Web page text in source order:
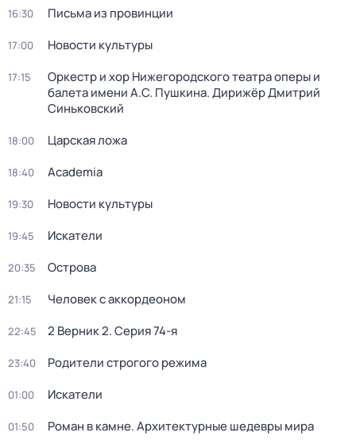
16:30 Письма из провинции
17:00 Новости культуры
17:15
Оркестр и хор Нижегородского театра оперы и
балета имени А.С. Пушкина. Дирижёр Дмитрий
Синьковский
18:00 Царская ложа
18:40 Academia
19:30 Новости культуры
19:45 Искатели
20:35 Острова
21:15 Человек с аккордеоном
22:45 2 Верник 2. Серия 74-я
23:40 Родители строгого режима
01:00 Искатели
01:50 Роман в камне. Архитектурные шедевры мира